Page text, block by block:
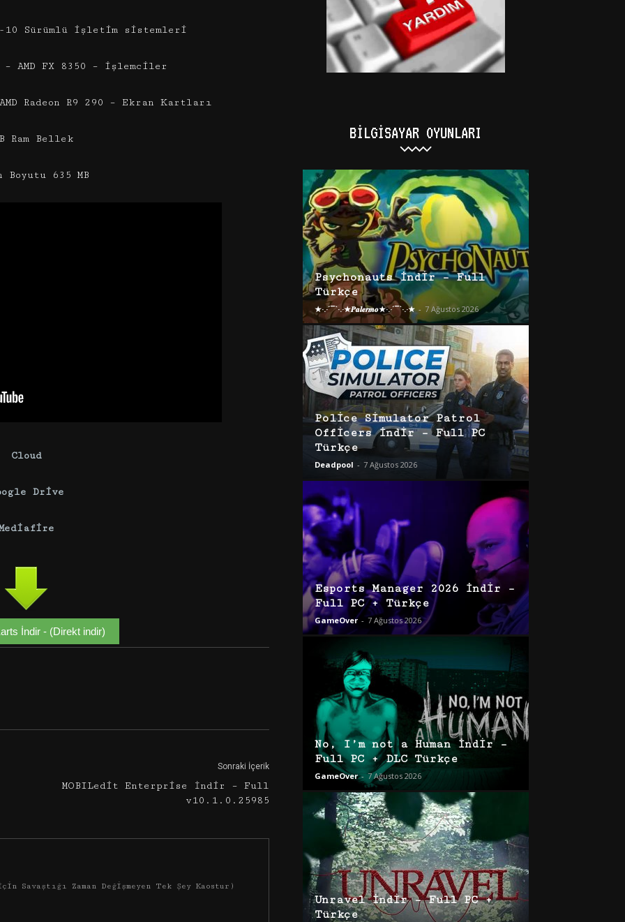
10 Sürümlü işletim sistemleri
AMD FX 8350 – işlemciler
Radeon R9 290 – Ekran Kartları
Ram Bellek
Boyutu 635 MB
Cloud
Drive
İndir - (Direkt indir)
Sonraki İçerik
MOBILedit Enterprise İndir – Full
v10.1.0.25985
Savaştığı Zaman Değişmeyen Tek Şey Kaostur)
BILGISAYAR OYUNLARI
Psychonauts İndir – Full
Türkçe
★·.·´¯`·.·★𝑷𝒂𝒍𝒆𝒓𝒎𝒐★·.·´¯`·.·★ - 7 Ağustos 2026
Police Simulator Patrol
Officers İndir – Full PC
Türkçe
Deadpool - 7 Ağustos 2026
Esports Manager 2026 İndir –
Full PC + Türkçe
GameOver - 7 Ağustos 2026
No, I’m not a Human İndir –
Full PC + DLC Türkçe
GameOver - 7 Ağustos 2026
Unravel İndir – Full PC +
Türkçe